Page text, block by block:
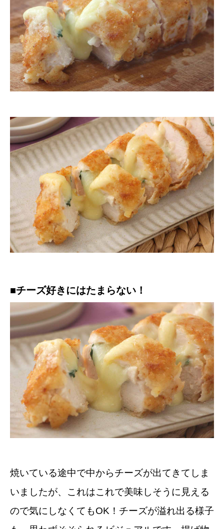
■チーズ好きにはたまらない！
焼いている途中で中からチーズが出てきてしま
いましたが、これはこれで美味しそうに見える
ので気にしなくてもOK！チーズが溢れ出る様子